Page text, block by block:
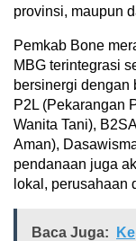
provinsi, maupun
Pemkab Bone
MBG terintegrasi
bersinergi dengan
P2L (Pekarangan
Wanita Tani),
Aman),
pendanaan juga
lokal, perusahaan
Baca Juga: